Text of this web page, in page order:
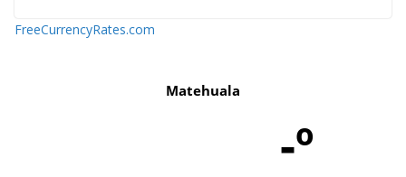
FreeCurrencyRates.com
Matehuala
-º